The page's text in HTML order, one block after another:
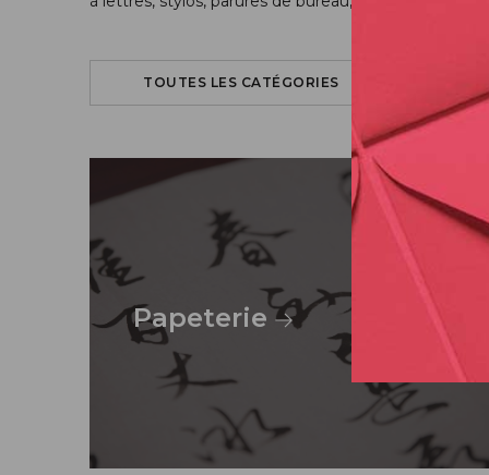
TOUTES LES CATÉGORIES
Papeterie